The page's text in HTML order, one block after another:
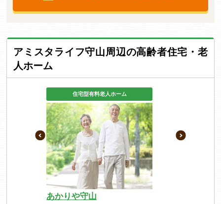
アミスタライフ守山周辺の高齢者住宅・老
人ホーム
住宅型有料老人ホーム
あかりや守山